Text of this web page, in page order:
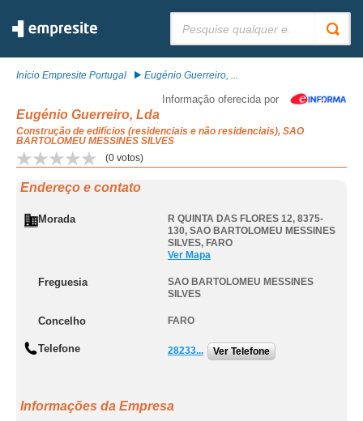
Início Empresite Portugal Eugénio Guerreiro, ...
Informação oferecida por
Eugénio Guerreiro, Lda
Construção de edifícios (residenciais e não residenciais), SAO
BARTOLOMEU MESSINES SILVES
(0 votos)
Endereço e contato
Morada
R QUINTA DAS FLORES 12, 8375-
130, SAO BARTOLOMEU MESSINES
SILVES, FARO
Ver Mapa
Freguesia
SAO BARTOLOMEU MESSINES
SILVES
Concelho FARO
Telefone 28233... Ver Telefone
Informações da Empresa